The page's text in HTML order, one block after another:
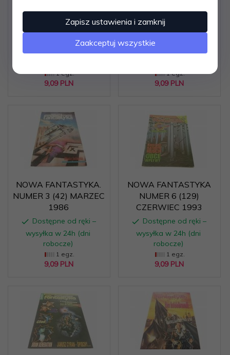
CZERWIEC 1993
Dostępne od ręki –
wysyłka w 24h (dni
1 egz.
9,09 PLN
NUMER 2 (8/101) LUTY
1991
Dostępne od ręki –
wysyłka w 24h (dni
1 egz.
9,09 PLN
NOWA FANTASTYKA.
NUMER 3 (42) MARZEC
1986
Dostępne od ręki –
wysyłka w 24h (dni
robocze)
1 egz.
9,09 PLN
NOWA FANTASTYKA
NUMER 6 (129)
CZERWIEC 1993
Dostępne od ręki –
wysyłka w 24h (dni
robocze)
1 egz.
9,09 PLN
Zapisz ustawienia i zamknij
Zaakceptuj wszystkie